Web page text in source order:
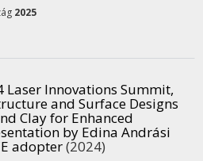
2025
Laser Innovations Summit,
and Surface Designs
Clay for Enhanced
by Edina Andrási
adopter(2024)